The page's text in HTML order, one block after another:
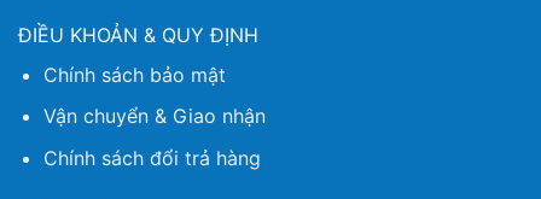
ĐIỀU KHOẢN & QUY ĐỊNH
Chính sách bảo mật
Vận chuyển & Giao nhận
Chính sách đổi trả hàng